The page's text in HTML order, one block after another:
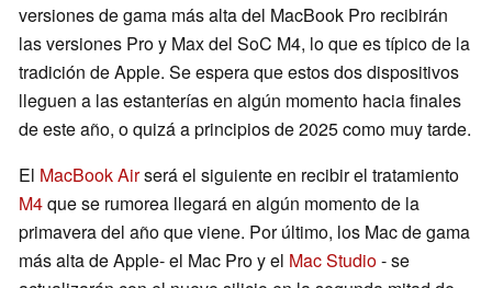
versiones de gama más alta del MacBook Pro recibirán
las versiones Pro y Max del SoC M4, lo que es típico de la
tradición de Apple. Se espera que estos dos dispositivos
lleguen a las estanterías en algún momento hacia finales
de este año, o quizá a principios de 2025 como muy tarde.
El MacBook Airserá el siguiente en recibir el tratamiento
M4que se rumorea llegará en algún momento de la
primavera del año que viene. Por último, los Mac de gama
más alta de Apple- el Mac Pro y el Mac Studio- se